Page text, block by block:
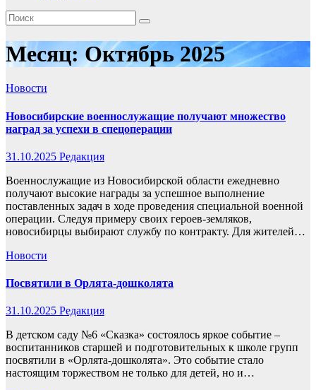
Месяц:Октябрь 2025
Новости
Новосибирские военнослужащие получают множество
наград за успехи в спецоперации
31.10.2025 Редакция
Военнослужащие из Новосибирской области ежедневно
получают высокие награды за успешное выполнение
поставленных задач в ходе проведения специальной военной
операции. Следуя примеру своих героев-земляков,
новосибирцы выбирают службу по контракту. Для жителей…
Новости
Посвятили в Орлята-дошколята
31.10.2025 Редакция
В детском саду №6 «Сказка» состоялось яркое событие –
воспитанников старшей и подготовительных к школе групп
посвятили в «Орлята-дошколята». Это событие стало
настоящим торжеством не только для детей, но и…